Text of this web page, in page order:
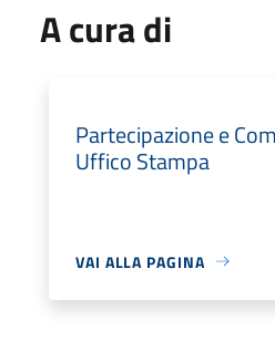
A cura di
Partecipazione e
Uffico Stampa
VAI ALLA PAGINA